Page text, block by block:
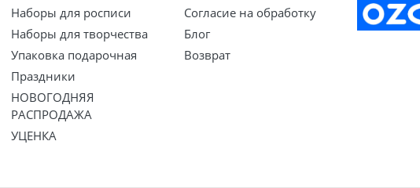
Наборы для росписи
Наборы для творчества
Упаковка подарочная
Праздники
НОВОГОДНЯЯ
РАСПРОДАЖА
УЦЕНКА
Согласие на обработку
Блог
Возврат